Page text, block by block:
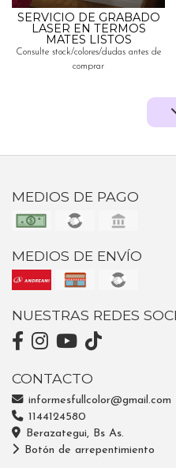
SERVICIO DE GRABADO
LASER EN TERMOS
MATES LISTOS
Consulte stock/colores/dudas antes de
comprar
MEDIOS DE PAGO
MEDIOS DE ENVÍO
NUESTRAS REDES
CONTACTO
informesfullcolor@gmail.com
1144124580
Berazategui, Bs As.
Botón de arrepentimiento